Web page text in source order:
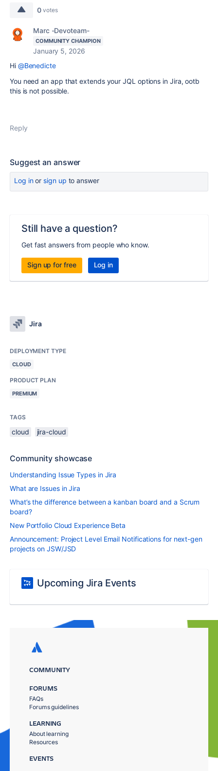
0 votes
Marc -Devoteam-
COMMUNITY CHAMPION
January 5, 2026
Hi @Benedicte
You need an app that extends your JQL options in Jira, ootb
this is not possible.
Reply
Suggest an answer
Log inor sign up to answer
Still have a question?
Get fast answers from people who know.
Sign up for free Log in
Jira
DEPLOYMENT TYPE
CLOUD
PRODUCT PLAN
PREMIUM
TAGS
cloud jira-cloud
Community showcase
Understanding Issue Types in Jira
What are Issues in Jira
What’s the difference between a kanban board and a Scrum
board?
New Portfolio Cloud Experience Beta
Announcement: Project Level Email Notifications for next-gen
projects on JSW/JSD
Upcoming Jira Events
COMMUNITY
FORUMS
FAQs
Forums guidelines
LEARNING
About learning
Resources
EVENTS